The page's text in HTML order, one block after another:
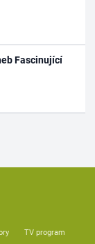
Fascinující
TV program